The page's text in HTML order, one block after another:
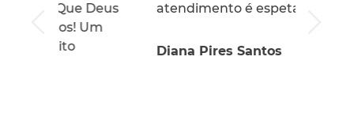
atendimento é espetacular!
Diana Pires Santos